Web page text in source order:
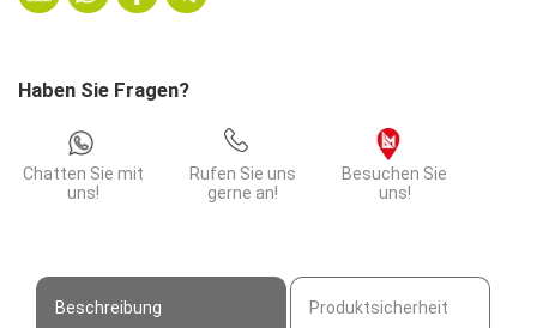
cm
Natur
Edelstahl-
Gestell
Haben Sie Fragen?
Chatten Sie mit
uns!
Rufen Sie uns
gerne an!
Besuchen Sie
uns!
Beschreibung Produktsicherheit